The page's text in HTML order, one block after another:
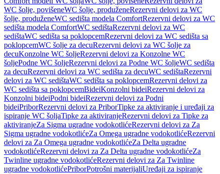
WC šolje, povišeneWC šolje, produženeRezervni delovi za WC
šolje, produženeWC sedišta modela ComfortRezervni delovi za WC
sedišta modela ComfortWC sedištaRezervni delovi za WC
sedištaWC sedišta sa poklopcemRezervni delovi za WC sedišta sa
poklopcemWC šolje za decuRezervni delovi za WC šolje za
decuKonzolne WC šoljeRezervni delovi za Konzolne WC
šoljePodne WC šoljeRezervni delovi za Podne WC šoljeWC sedišta
za decuRezervni delovi za WC sedišta za decuWC sedištaRezervni
delovi za WC sedištaWC sedišta sa poklopcemRezervni delovi za
WC sedišta sa poklopcemBideiKonzolni bideiRezervni delovi za
Konzolni bideiPodni bideiRezervni delovi za Podni
bideiPriborRezervni delovi za PriborTipke za aktiviranje i uređaji za
ispiranje WC šoljaTipke za aktiviranjeRezervni delovi za Tipke za
aktiviranjeZa Sigma ugradne vodokotlićeRezervni delovi za Za
Sigma ugradne vodokotlićeZa Omega ugradne vodokotlićeRezervni
delovi za Za Omega ugradne vodokotlićeZa Delta ugradne
vodokotlićeRezervni delovi za Za Delta ugradne vodokotlićeZa
Twinline ugradne vodokotlićeRezervni delovi za Za Twinline
ugradne vodokotlićePriborPotrošni materijaliUređaji za ispiranje